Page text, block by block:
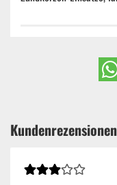
Kundenrezensionen